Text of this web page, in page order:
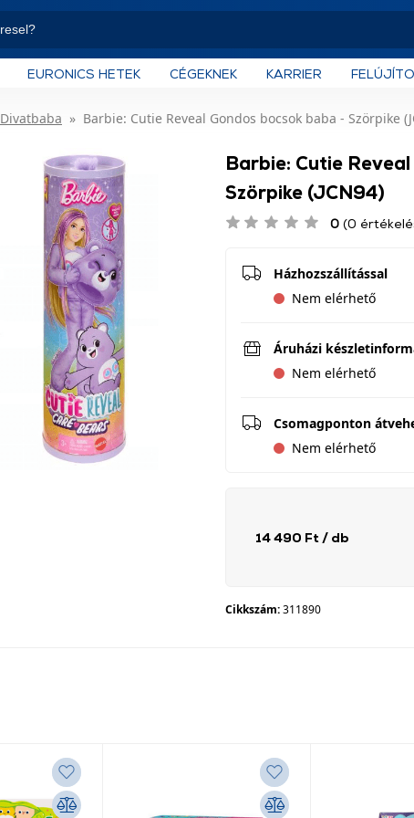
EURONICS HETEK CÉGEKNEK KARRIER
Divatbaba Barbie: Cutie Reveal Gondos bocsok baba - Szörpike
Barbie: Cutie
Szörpike (JCN94)
0 (0
Házhozszállítással
Nem elérhető
Áruházi
Nem elérhető
Csomagponton
Nem elérhető
14 490 Ft / db
Cikkszám:311890